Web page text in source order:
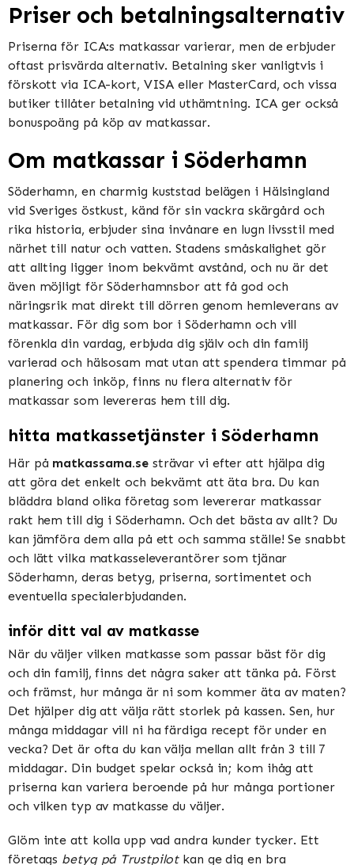
Priser och betalningsalternativ
Priserna för ICA:s matkassar varierar, men de erbjuder
oftast prisvärda alternativ. Betalning sker vanligtvis i
förskott via ICA-kort, VISA eller MasterCard, och vissa
butiker tillåter betalning vid uthämtning. ICA ger också
bonuspoäng på köp av matkassar​​.
Om matkassar i Söderhamn
Söderhamn, en charmig kuststad belägen i Hälsingland
vid Sveriges östkust, känd för sin vackra skärgård och
rika historia, erbjuder sina invånare en lugn livsstil med
närhet till natur och vatten. Stadens småskalighet gör
att allting ligger inom bekvämt avstånd, och nu är det
även möjligt för Söderhamnsbor att få god och
näringsrik mat direkt till dörren genom hemleverans av
matkassar. För dig som bor i Söderhamn och vill
förenkla din vardag, erbjuda dig själv och din familj
varierad och hälsosam mat utan att spendera timmar på
planering och inköp, finns nu flera alternativ för
matkassar som levereras hem till dig.
hitta matkassetjänster i Söderhamn
Här på matkassarna.sesträvar vi efter att hjälpa dig
att göra det enkelt och bekvämt att äta bra. Du kan
bläddra bland olika företag som levererar matkassar
rakt hem till dig i Söderhamn. Och det bästa av allt? Du
kan jämföra dem alla på ett och samma ställe! Se snabbt
och lätt vilka matkasseleverantörer som tjänar
Söderhamn, deras betyg, priserna, sortimentet och
eventuella specialerbjudanden.
inför ditt val av matkasse
När du väljer vilken matkasse som passar bäst för dig
och din familj, finns det några saker att tänka på. Först
och främst, hur många är ni som kommer äta av maten?
Det hjälper dig att välja rätt storlek på kassen. Sen, hur
många middagar vill ni ha färdiga recept för under en
vecka? Det är ofta du kan välja mellan allt från 3 till 7
middagar. Din budget spelar också in; kom ihåg att
priserna kan variera beroende på hur många portioner
och vilken typ av matkasse du väljer.
Glöm inte att kolla upp vad andra kunder tycker. Ett
företags betyg på Trustpilotkan ge dig en bra